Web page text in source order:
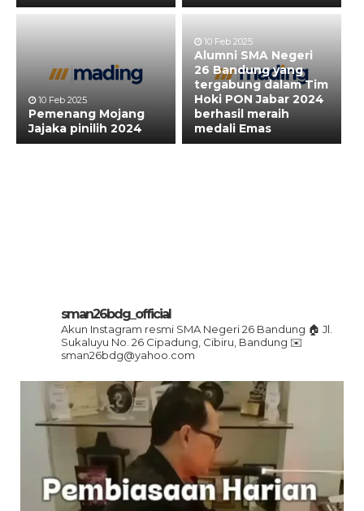
10 Feb 2025
Pemenang Mojang
Jajaka pinilih 2024
10 Feb 2025
Alumni SMA Negeri
26 Bandung yang
tergabung dalam Tim
Hoki PON Jabar 2024
berhasil meraih
medali Emas
sman26bdg_official
Akun Instagram resmi SMA Negeri 26 Bandung 🏠 Jl.
Sukaluyu No. 26 Cipadung, Cibiru, Bandung ✉️
sman26bdg@yahoo.com